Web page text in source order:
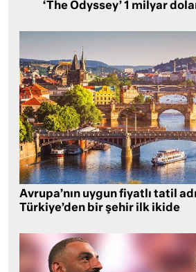
‘The Odyssey’ 1 milyar
Avrupa’nın uygun fiyatlı tatil
Türkiye’den bir şehir ilk ikide